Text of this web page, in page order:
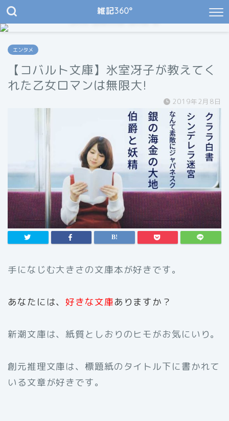
雑記360°
JIN Demo Site 8
エンタメ
【コバルト文庫】氷室冴子が教えてく
れた乙女ロマンは無限大!
2019年2月8日
手になじむ大きさの文庫本が好きです。
あなたには、好きな文庫ありますか？
新潮文庫は、紙質としおりのヒモがお気にいり。
創元推理文庫は、標題紙のタイトル下に書かれて
いる文章が好きです。